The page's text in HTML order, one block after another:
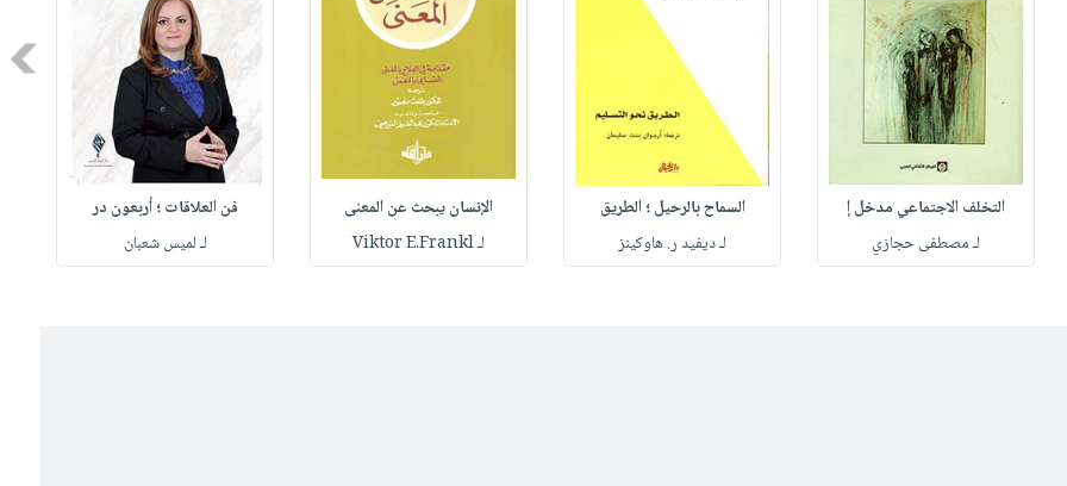
التخلف الاجتماعي مدخل إ
لـ مصطفى حجازي
السماح بالرحيل ؛ الطريق
لـ ديفيد ر. هاوكينز
الإنسان يبحث عن المعنى
لـ Viktor E.Frankl
فن العلاقات ؛ أربعون در
لـ لميس شعبان